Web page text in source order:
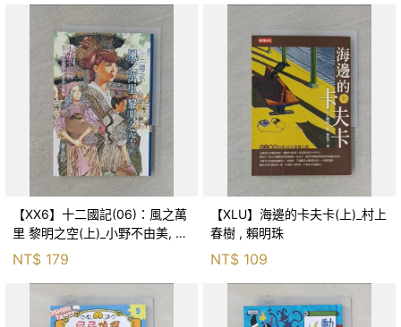
【XX6】十二國記(06)：風之萬
里 黎明之空(上)_小野不由美, 王
蘊潔
NT$ 179
【XLU】海邊的卡夫卡(上)_村上
春樹 , 賴明珠
NT$ 109